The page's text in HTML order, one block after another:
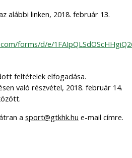
alábbi linken, 2018. február 13.
forms/d/e/
feltételek elfogadása.
való részvétel, 2018. február 14.
a sport@gtkhk.hu e-mail címre.